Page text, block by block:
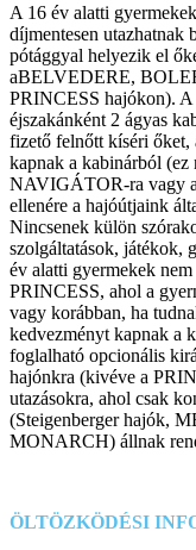
A 16 év alatti
díjmentesen utazhatnak
pótággyal helyezik el
aBELVEDERE,
PRINCESS hajókon).
éjszakánként 2 ágyas
fizető felnőtt kíséri őket,
kapnak a kabinárból
NAVIGÁTOR-ra vagy
ellenére a hajóútjaink
Nincsenek külön
szolgáltatások, játékok,
év alatti gyermekek
PRINCESS, ahol a
vagy korábban, ha
kedvezményt kapnak a
foglalható opcionális
hajónkra (kivéve a
utazásokra, ahol csak
(Steigenberger hajók,
MONARCH) állnak
ÖLTÖZKÖDÉSI